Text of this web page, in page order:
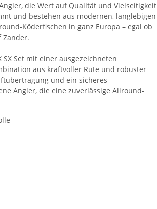
die Wert auf Qualität und Vielseitigkeit
und bestehen aus modernen, langlebigen
Köderfischen in ganz Europa – egal ob
Zander.
Set mit einer ausgezeichneten
aus kraftvoller Rute und robuster
und ein sicheres
Angler, die eine zuverlässige Allround-